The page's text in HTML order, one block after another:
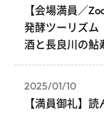
【会場満員／
発酵ツーリズ
酒と長良川の鮎
2025/01/10
【満員御礼】